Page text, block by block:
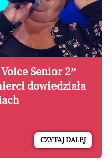
Senior 2”
dowiedziała
CZYTAJ DALEJ